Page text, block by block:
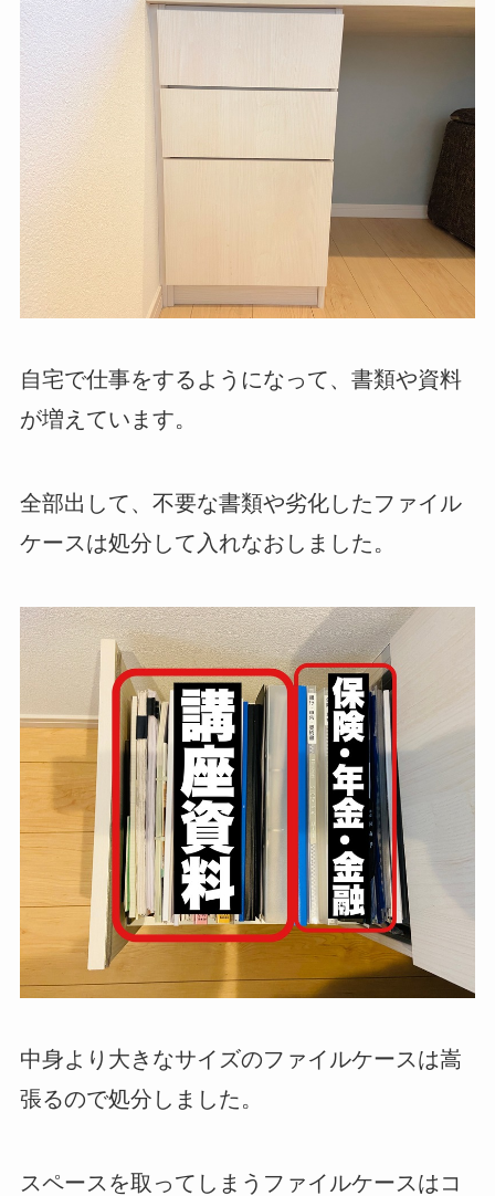
自宅で仕事をするようになって、書類や資料
が増えています。
全部出して、不要な書類や劣化したファイル
ケースは処分して入れなおしました。
中身より大きなサイズのファイルケースは嵩
張るので処分しました。
スペースを取ってしまうファイルケースはコ